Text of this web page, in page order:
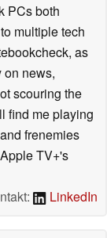
PCs both
multiple tech
as
on news,
scouring the
find me playing
frenemies
TV+'s
LinkedIn